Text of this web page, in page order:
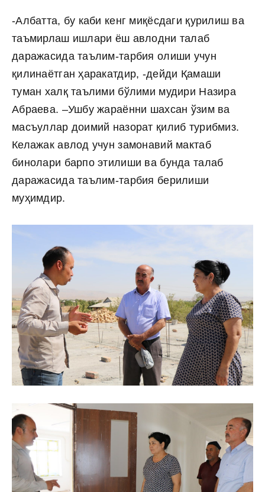
-Албатта, бу каби кенг миқёсдаги қурилиш ва
таъмирлаш ишлари ёш авлодни талаб
даражасида таълим-тарбия олиши учун
қилинаётган ҳаракатдир, -дейди Қамаши
туман халқ таълими бўлими мудири Назира
Абраева. –Ушбу жараённи шахсан ўзим ва
масъуллар доимий назорат қилиб турибмиз.
Келажак авлод учун замонавий мактаб
бинолари барпо этилиши ва бунда талаб
даражасида таълим-тарбия берилиши
муҳимдир.